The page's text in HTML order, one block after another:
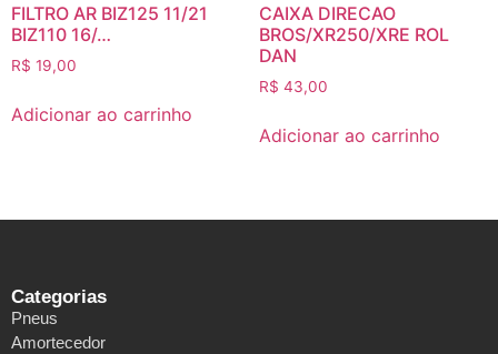
FILTRO AR BIZ125 11/21
BIZ110 16/…
R$ 19,00
Adicionar ao carrinho
CAIXA DIRECAO
BROS/XR250/XRE ROL
DAN
R$ 43,00
Adicionar ao carrinho
Categorias
Pneus
Amortecedor